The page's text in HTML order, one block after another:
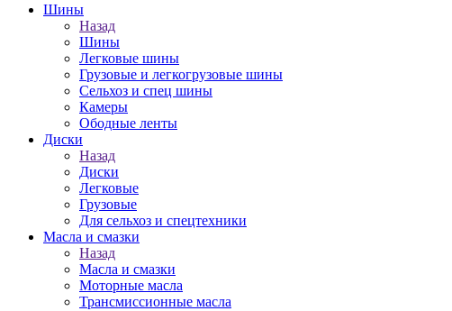
Шины
Назад
Шины
Легковые шины
Грузовые и легкогрузовые шины
Сельхоз и спец шины
Камеры
Ободные ленты
Диски
Назад
Диски
Легковые
Грузовые
Для сельхоз и спецтехники
Масла и смазки
Назад
Масла и смазки
Моторные масла
Трансмиссионные масла